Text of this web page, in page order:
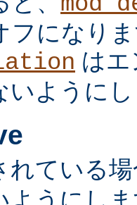
フになり
は
いように
れている
ようにし